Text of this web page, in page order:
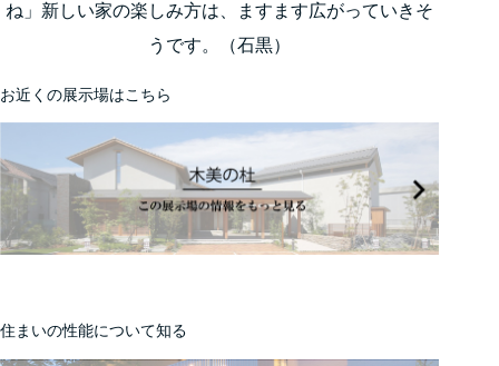
ね」新しい家の楽しみ方は、ますます広がっていきそ
うです。（石黒）
お近くの展示場はこちら
住まいの性能について知る